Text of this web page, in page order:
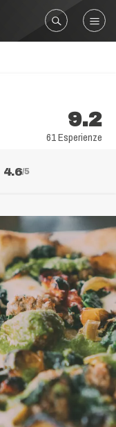
9.2
61 Esperienze
4.6/5